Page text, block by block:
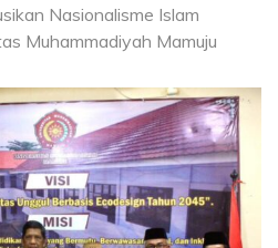
Nasionalisme Islam
Muhammadiyah Mamuju